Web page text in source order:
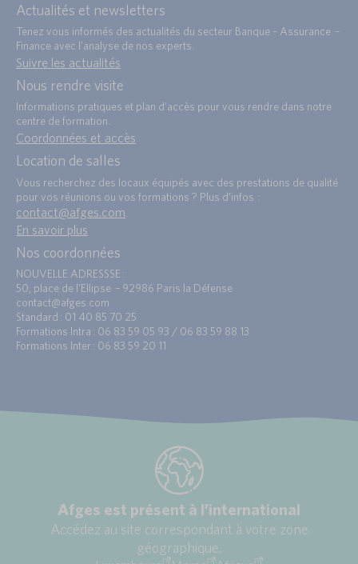
Actualités et newsletters
Tenez vous informés des actualités du secteur Banque – Assurance –
Finance avec l’analyse de nos experts.
Suivre les actualités
Nous rendre visite
Informations pratiques et plan d’accès pour vous rendre dans notre
centre de formation.
Coordonnées et accès
Location de salles
Vous recherchez des locaux équipés avec des prestations de qualité
pour vos réunions ou vos formations ? Plus d’infos :
contact@afges.com
En savoir plus
Nos coordonnées
NOUVELLE ADRESSSE :
50, place de l’Ellipse – 92986 Paris la Défense
contact@afges.com
Standard : 01 40 85 70 25
Formations Intra : 06 83 59 05 93 / 06 83 59 88 13
Formations Inter : 06 83 59 20 11
Afges est présent à l’international
Accédez au site correspondant à votre zone
géographique.